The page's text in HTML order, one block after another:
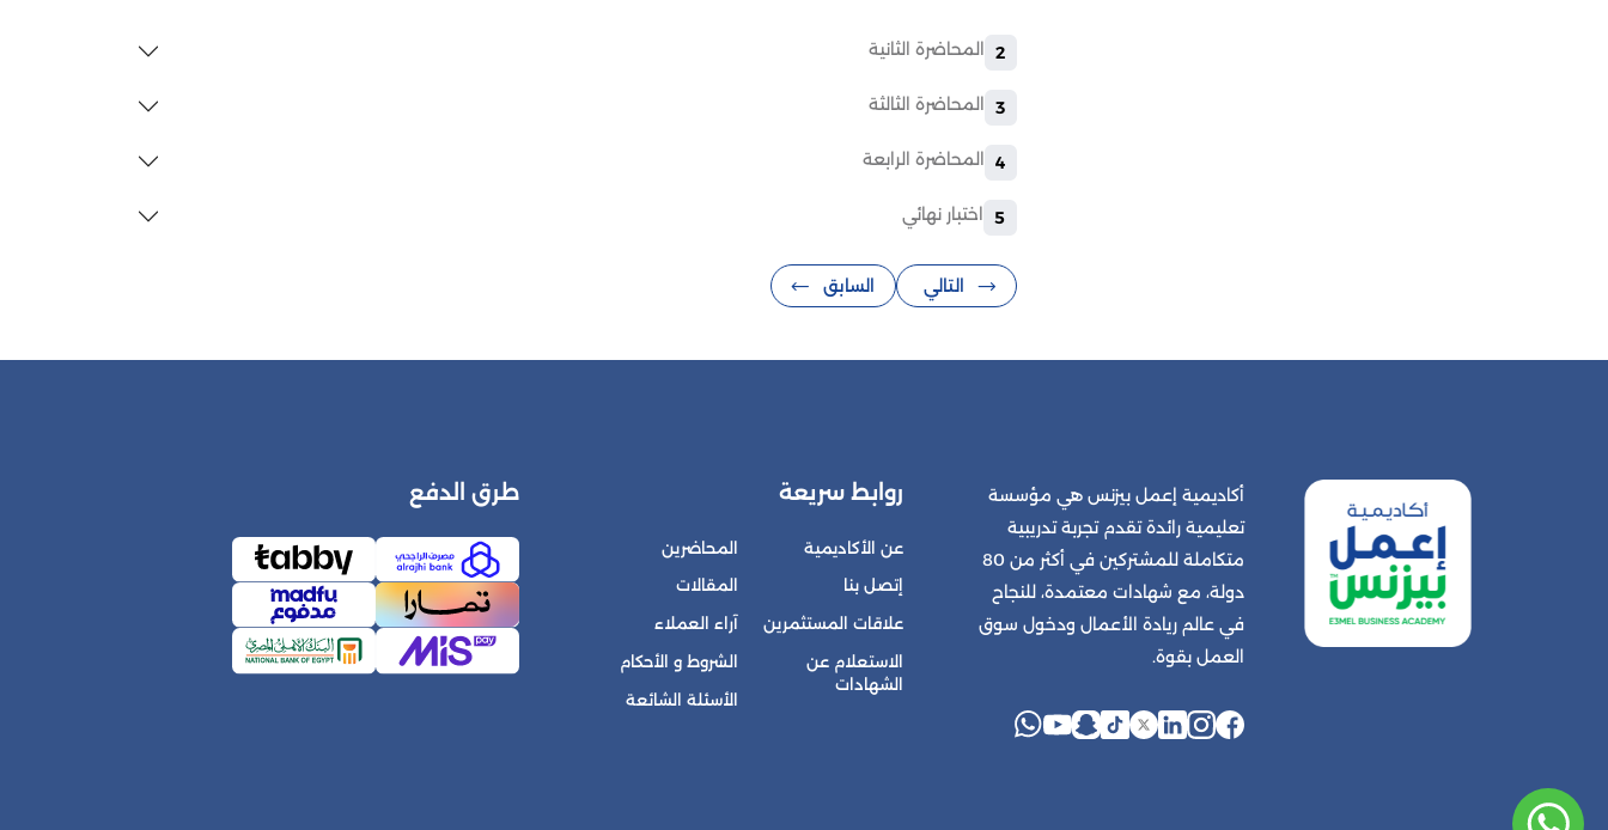
2 المحاضرة الثانية
3 المحاضرة الثالثة
4 المحاضرة الرابعة
5 اختبار نهائي
التالي السابق
أكاديمية إعمل بيزنس هي مؤسسة
تعليمية رائدة تقدم تجربة تدريبية
متكاملة للمشتركين في أكثر من 80
دولة، مع شهادات معتمدة، للنجاح
في عالم ريادة الأعمال ودخول سوق
العمل بقوة.
روابط سريعة
عن الأكاديمية
إتصل بنا
علاقات المستثمرين
الاستعلام عن
الشهادات
المحاضرين
المقالات
آراء العملاء
الشروط و الأحكام
الأسئلة الشائعة
طرق الدفع